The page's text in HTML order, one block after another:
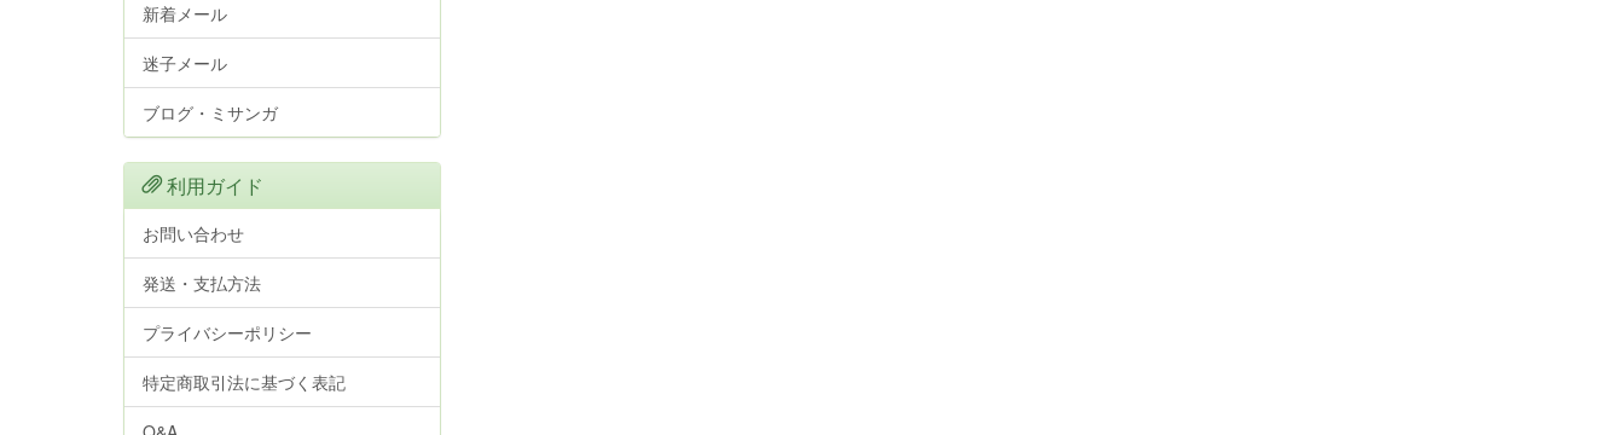
新着メール
迷子メール
ブログ・ミサンガ
利用ガイド
お問い合わせ
発送・支払方法
プライバシーポリシー
特定商取引法に基づく表記